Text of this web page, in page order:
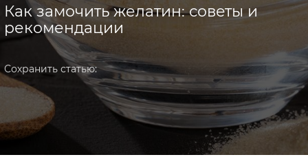
Как замочить желатин: советы и
рекомендации
Сохранить статью: